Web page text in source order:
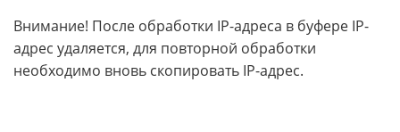
Внимание! После обработки IP-адреса в буфере IP-
адрес удаляется, для повторной обработки
необходимо вновь скопировать IP-адрес.